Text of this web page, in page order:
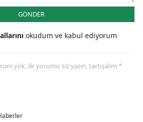
GÖNDER
okudum ve kabul ediyorum
yok, ilk yorumu siz yazın, tartışalım *